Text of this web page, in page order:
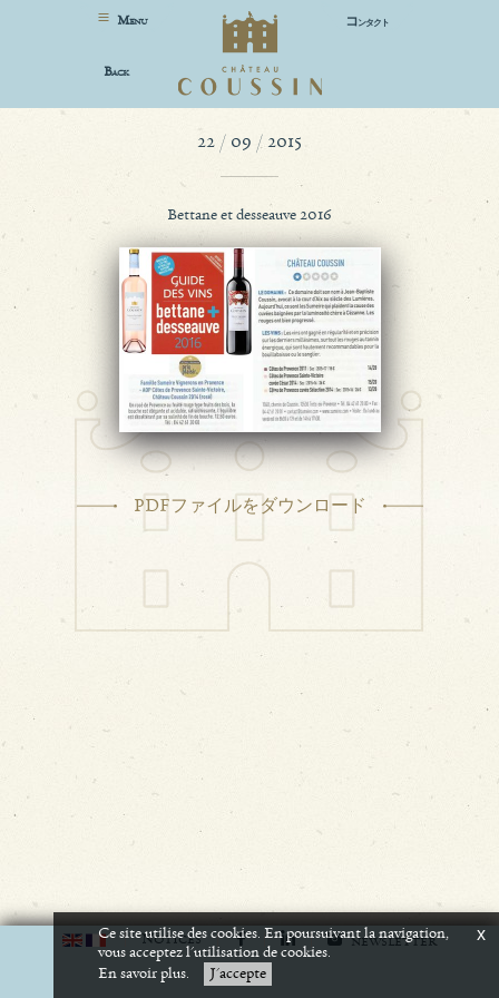
MENU コンタクト
BACK
22 / 09 / 2015
Bettane et desseauve 2016
PDFファイルをダウンロード
NOTICES NEWSLETTER
Ce site utilise des cookies. En poursuivant la navigation,
vous acceptez l'utilisation de cookies.
En savoir plus.
J'accepte
x